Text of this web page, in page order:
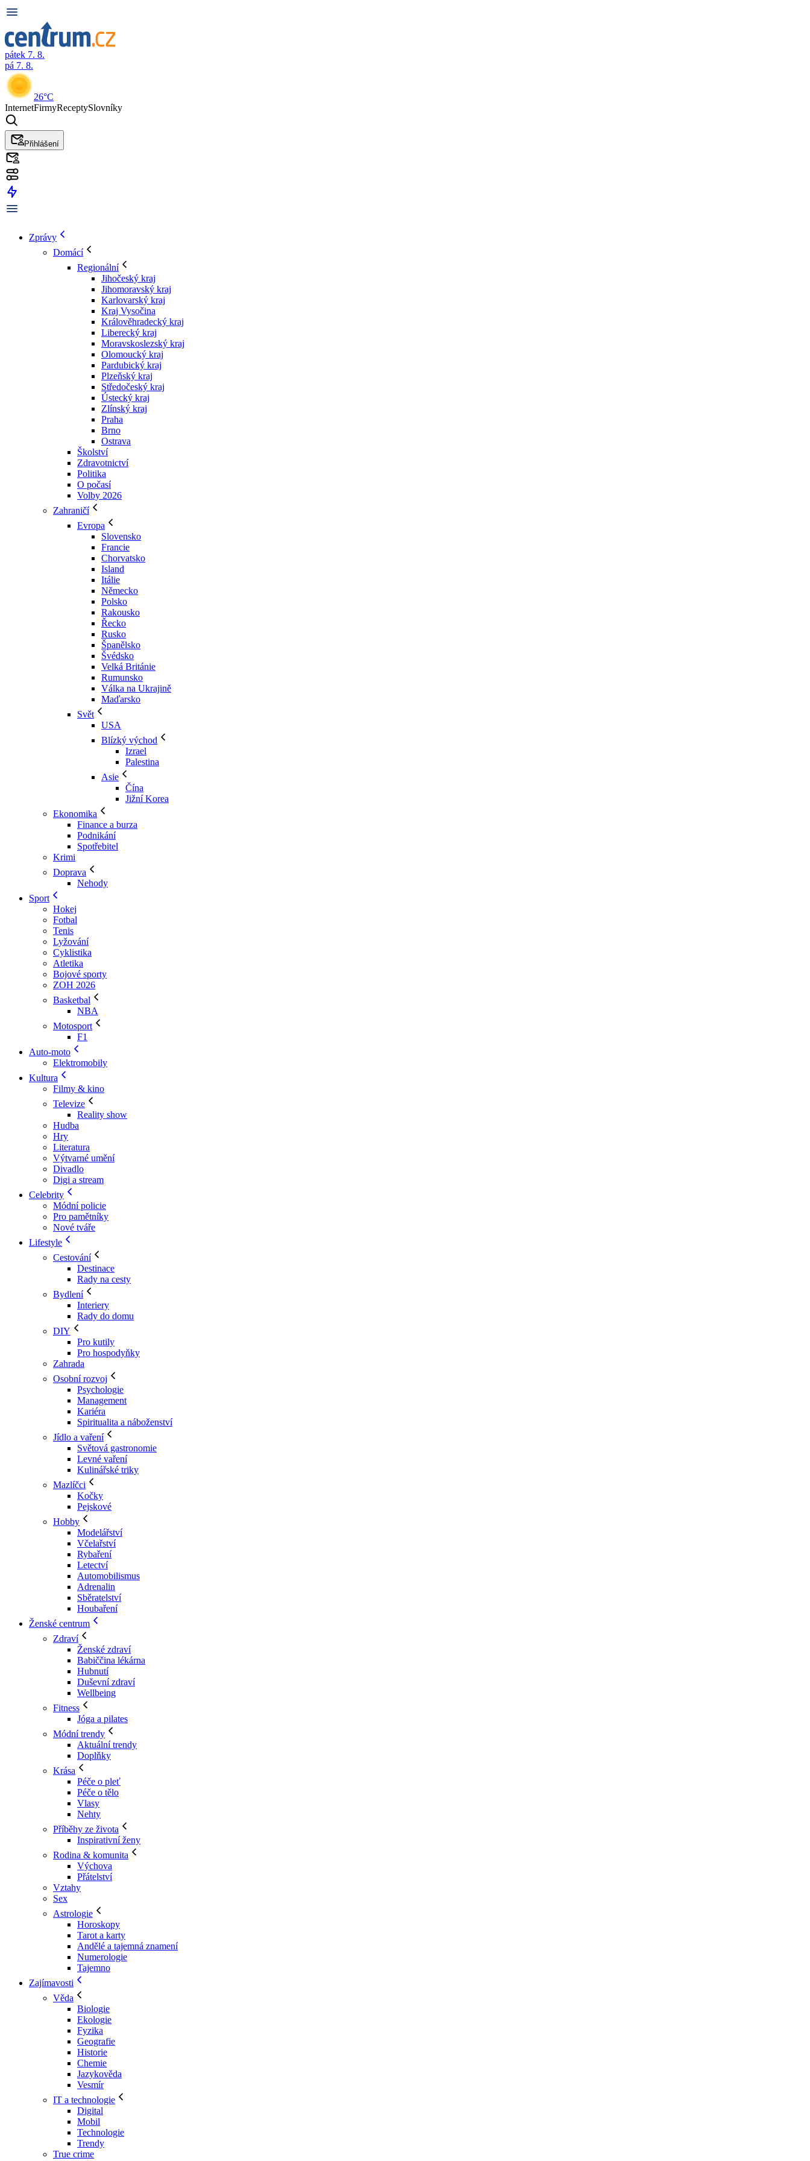
pátek 7. 8.
pá 7. 8.
26°C
InternetFirmyReceptySlovníky
Přihlášení
Zprávy
Domácí
Regionální
Jihočeský kraj
Jihomoravský kraj
Karlovarský kraj
Kraj Vysočina
Králověhradecký kraj
Liberecký kraj
Moravskoslezský kraj
Olomoucký kraj
Pardubický kraj
Plzeňský kraj
Středočeský kraj
Ústecký kraj
Zlínský kraj
Praha
Brno
Ostrava
Školství
Zdravotnictví
Politika
O počasí
Volby 2026
Zahraničí
Evropa
Slovensko
Francie
Chorvatsko
Island
Itálie
Německo
Polsko
Rakousko
Řecko
Rusko
Španělsko
Švédsko
Velká Británie
Rumunsko
Válka na Ukrajině
Maďarsko
Svět
USA
Blízký východ
Izrael
Palestina
Asie
Čína
Jižní Korea
Ekonomika
Finance a burza
Podnikání
Spotřebitel
Krimi
Doprava
Nehody
Sport
Hokej
Fotbal
Tenis
Lyžování
Cyklistika
Atletika
Bojové sporty
ZOH 2026
Basketbal
NBA
Motosport
F1
Auto-moto
Elektromobily
Kultura
Filmy & kino
Televize
Reality show
Hudba
Hry
Literatura
Výtvarné umění
Divadlo
Digi a stream
Celebrity
Módní policie
Pro pamětníky
Nové tváře
Lifestyle
Cestování
Destinace
Rady na cesty
Bydlení
Interiery
Rady do domu
DIY
Pro kutily
Pro hospodyňky
Zahrada
Osobní rozvoj
Psychologie
Management
Kariéra
Spiritualita a náboženství
Jídlo a vaření
Světová gastronomie
Levné vaření
Kulinářské triky
Mazlíčci
Kočky
Pejskové
Hobby
Modelářství
Včelařství
Rybaření
Letectví
Automobilismus
Adrenalin
Sběratelství
Houbaření
Ženské centrum
Zdraví
Ženské zdraví
Babiččina lékárna
Hubnutí
Duševní zdraví
Wellbeing
Fitness
Jóga a pilates
Módní trendy
Aktuální trendy
Doplňky
Krása
Péče o pleť
Péče o tělo
Vlasy
Nehty
Příběhy ze života
Inspirativní ženy
Rodina & komunita
Výchova
Přátelství
Vztahy
Sex
Astrologie
Horoskopy
Tarot a karty
Andělé a tajemná znamení
Numerologie
Tajemno
Zajímavosti
Věda
Biologie
Ekologie
Fyzika
Geografie
Historie
Chemie
Jazykověda
Vesmír
IT a technologie
Digital
Mobil
Technologie
Trendy
True crime